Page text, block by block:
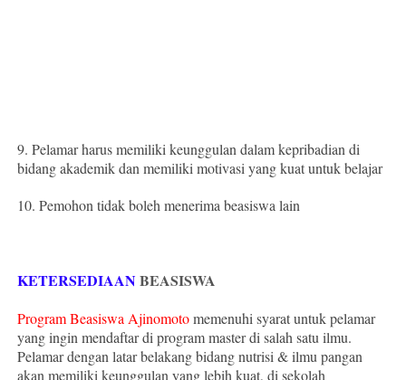
9. Pelamar harus memiliki keunggulan dalam kepribadian di
bidang akademik dan memiliki motivasi yang kuat untuk belajar
10. Pemohon tidak boleh menerima beasiswa lain
KETERSEDIAANBEASISWA
Program Beasiswa Ajinomotomemenuhi syarat untuk pelamar
yang ingin mendaftar di program master di salah satu ilmu.
Pelamar dengan latar belakang bidang nutrisi & ilmu pangan
akan memiliki keunggulan yang lebih kuat, di sekolah